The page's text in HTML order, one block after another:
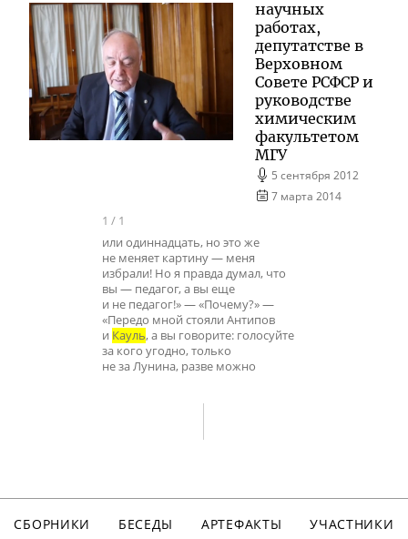
научных
работах,
депутатстве в
Верховном
Совете РСФСР и
руководстве
химическим
факультетом
МГУ
5 сентября 2012
7 марта 2014
1 / 1
или одиннадцать, но это же
не меняет картину — меня
избрали! Но я правда думал, что
вы — педагог, а вы еще
и не педагог!» — «Почему?» —
«Передо мной стояли Антипов
и Кауль, а вы говорите: голосуйте
за кого угодно, только
не за Лунина, разве можно
СБОРНИКИ БЕСЕДЫ АРТЕФАКТЫ
УЧАСТНИКИ